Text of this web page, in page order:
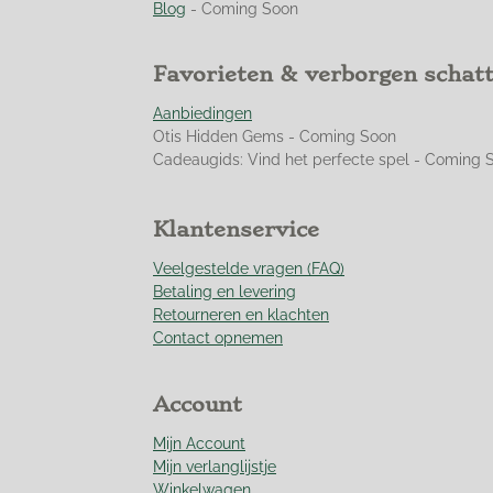
9
2
5
3
6
1
8
8
s
t
e
n
Blog - Coming Soon
Favorieten & verborgen
Aanbiedingen
Otis Hidden Gems - Coming Soon
Cadeaugids: Vind het perfecte spel - Coming
Klantenservice
Veelgestelde vragen (FAQ)
Betaling en levering
Retourneren en klachten
Contact opnemen
Account
Mijn Account
Mijn verlanglijstje
Winkelwagen